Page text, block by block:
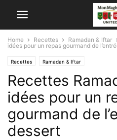
Home Recettes Ramadan & Iftar
idées pour un repas gourmand de
Recettes Ramadan & Iftar
Recettes
idées pour un
gourmand de
dessert